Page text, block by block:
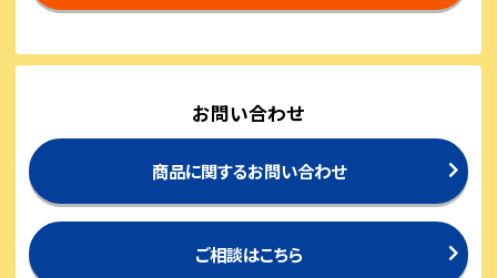
お問い合わせ
商品に関するお問い合わせ
ご相談はこちら